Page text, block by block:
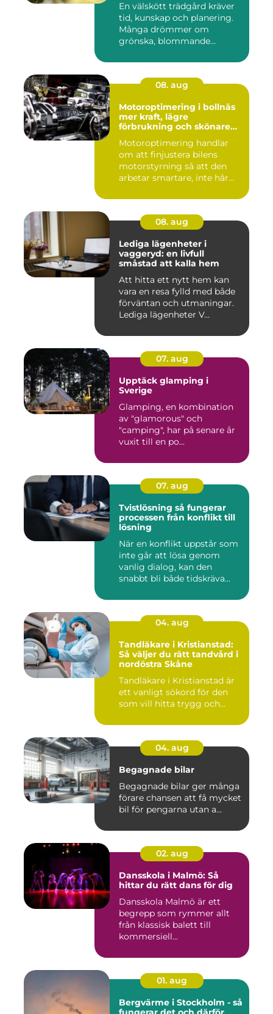
En välskött trädgård kräver
tid, kunskap och planering.
Många drömmer om
grönska, blommande
08. aug
Motoroptimering i bollnäs
mer kraft, lägre
förbrukning och skönare
Motoroptimering handlar
om att finjustera bilens
motorstyrning så att den
arbetar smartare, inte hår...
08. aug
Lediga lägenheter i
vaggeryd: en livfull
småstad att kalla hem
Att hitta ett nytt hem kan
vara en resa fylld med både
förväntan och utmaningar.
Lediga lägenheter V...
07. aug
Upptäck glamping i
Sverige
Glamping, en kombination
av "glamorous" och
"camping", har på senare år
vuxit till en po...
07. aug
Tvistlösning så fungerar
processen från konflikt till
lösning
När en konflikt uppstår som
inte går att lösa genom
vanlig dialog, kan den
snabbt bli både tidskräva...
04. aug
Tandläkare i Kristianstad:
Så väljer du rätt tandvård i
nordöstra Skåne
Tandläkare i Kristianstad är
ett vanligt sökord för den
som vill hitta trygg och...
04. aug
Begagnade bilar
Begagnade bilar ger många
förare chansen att få mycket
bil för pengarna utan a...
02. aug
Dansskola i Malmö: Så
hittar du rätt dans för dig
Dansskola Malmö är ett
begrepp som rymmer allt
från klassisk balett till
kommersiell...
01. aug
Bergvärme i Stockholm - så